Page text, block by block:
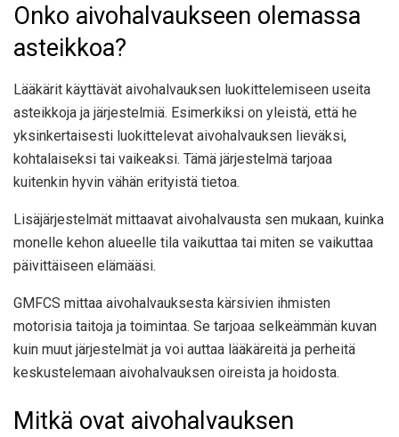
Onko aivohalvaukseen olemassa
asteikkoa?
Lääkärit käyttävät aivohalvauksen luokittelemiseen useita
asteikkoja ja järjestelmiä. Esimerkiksi on yleistä, että he
yksinkertaisesti luokittelevat aivohalvauksen lieväksi,
kohtalaiseksi tai vaikeaksi. Tämä järjestelmä tarjoaa
kuitenkin hyvin vähän erityistä tietoa.
Lisäjärjestelmät mittaavat aivohalvausta sen mukaan, kuinka
monelle kehon alueelle tila vaikuttaa tai miten se vaikuttaa
päivittäiseen elämääsi.
GMFCS mittaa aivohalvauksesta kärsivien ihmisten
motorisia taitoja ja toimintaa. Se tarjoaa selkeämmän kuvan
kuin muut järjestelmät ja voi auttaa lääkäreitä ja perheitä
keskustelemaan aivohalvauksen oireista ja hoidosta.
Mitkä ovat aivohalvauksen